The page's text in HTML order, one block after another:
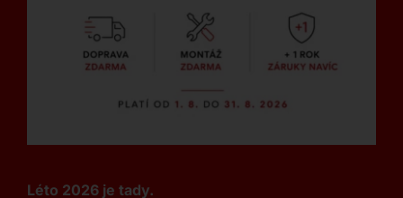
Léto 2026 je tady.